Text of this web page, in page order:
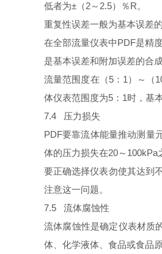
低者为±（2～ 2.5）％R。
重复性误差一般为基本误差的
在全部流量仪表中PDF是精
是基本误差和附加误差的合
流量范围度在（5： 1 ）～（
体仪表范围度为5 ： 1时，基
7.4 压力损失
PDF要靠流体能量推动测量
体的压力损失在20～ 100kPa
要正确选择仪表勿使其达到
注意这一问题。
7.5 流体腐蚀性
流体腐蚀性是确定仪表材质
体、化学液体、食品或食品